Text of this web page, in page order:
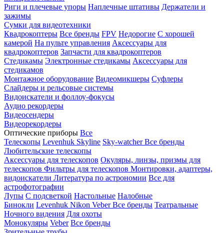
Риги и плечевые упоры Наплечные штативы Держатели и
зажимы
Сумки для видеотехники
Квадрокоптеры Все бренды FPV Недорогие С хорошей
камерой На пульте управления Аксессуары для
квадрокоптеров Запчасти для квадрокоптеров
Стедикамы Электронные стедикамы Аксессуары для
стедикамов
Монтажное оборудование Видеомикшеры Суфлеры
Слайдеры и рельсовые системы
Видоискатели и фоллоу-фокусы
Аудио рекордеры
Видеосендеры
Видеорекордеры
Оптические приборы Все
Телескопы Levenhuk Skyline Sky-watcherВсе бренды
Любительские телескопы
Аксессуары для телескопов Окуляры, линзы, призмы для
телескопов Фильтры для телескопов Монтировки, адаптеры,
видоискатели Литература по астрономии Все для
астрофотографии
Лупы С подсветкой Настольные Налобные
Бинокли Levenhuk Nikon VeberВсе бренды Театральные
Ночного видения Для охоты
Монокуляры Veber Все бренды